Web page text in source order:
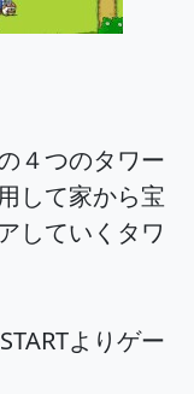
４つのタワー
して家から宝
していくタワ
よりゲー